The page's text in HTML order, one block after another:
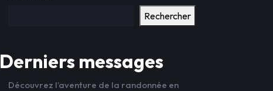
Rechercher
Derniers messages
Découvrez l’aventure de la randonnée en